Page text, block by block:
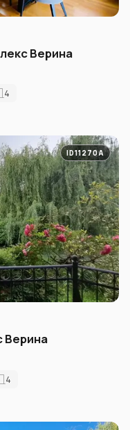
Верина
4
ID11270A
Верина
4